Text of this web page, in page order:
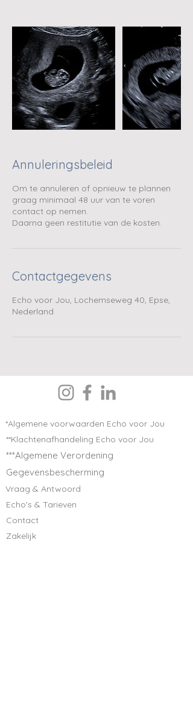
Annuleringsbeleid
Om te annuleren of opnieuw te plannen
graag minimaal 48 uur van te voren
contact op nemen.
Daarna geen restitutie van de kosten.
Contactgegevens
Echo voor Jou, Lochemseweg 40, Epse,
Nederland
*Algemene voorwaarden Echo voor Jou
**Klachtenafhandeling Echo voor Jou
***Algemene Verordening
Gegevensbescherming
Vraag & Antwoord
Echo's & Tarieven
Contact
Zakelijk